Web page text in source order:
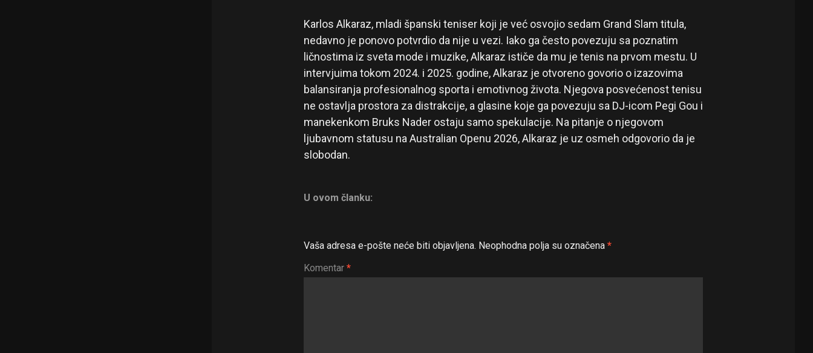
Karlos Alkaraz, mladi španski teniser koji je već osvojio sedam Grand Slam titula,
nedavno je ponovo potvrdio da nije u vezi. Iako ga često povezuju sa poznatim
ličnostima iz sveta mode i muzike, Alkaraz ističe da mu je tenis na prvom mestu. U
intervjuima tokom 2024. i 2025. godine, Alkaraz je otvoreno govorio o izazovima
balansiranja profesionalnog sporta i emotivnog života. Njegova posvećenost tenisu
ne ostavlja prostora za distrakcije, a glasine koje ga povezuju sa DJ-icom Pegi Gou i
manekenkom Bruks Nader ostaju samo spekulacije. Na pitanje o njegovom
ljubavnom statusu na Australian Openu 2026, Alkaraz je uz osmeh odgovorio da je
slobodan.
U ovom članku:
Vaša adresa e-pošte neće biti objavljena. Neophodna polja su označena *
Komentar *